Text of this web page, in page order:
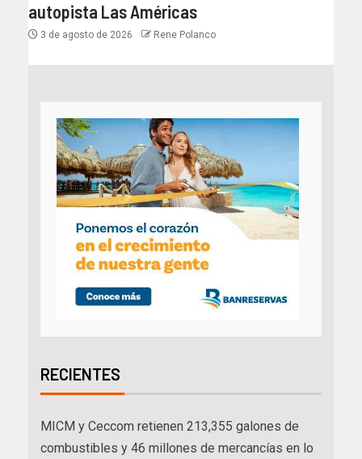
autopista Las Américas
3 de agosto de 2026 Rene Polanco
RECIENTES
MICM y Ceccom retienen 213,355 galones de
combustibles y 46 millones de mercancías en lo